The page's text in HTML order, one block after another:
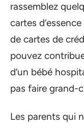
rassemblez
cartes
de cartes de
pouvez
d’un bébé
pas faire grand-
Les parents qui